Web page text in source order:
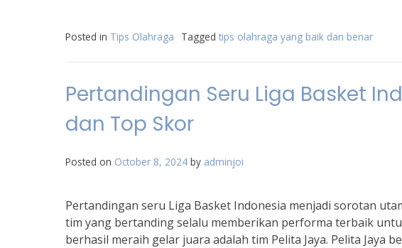
Posted in Tips Olahraga Tagged tips olahraga yang baik dan benar
Pertandingan Seru Liga Basket
dan Top Skor
Posted on October 8, 2024 by adminjoi
Pertandingan seru Liga Basket Indonesia menjadi sorotan
tim yang bertanding selalu memberikan performa terbaik
berhasil meraih gelar juara adalah tim Pelita Jaya. Pelita Jaya